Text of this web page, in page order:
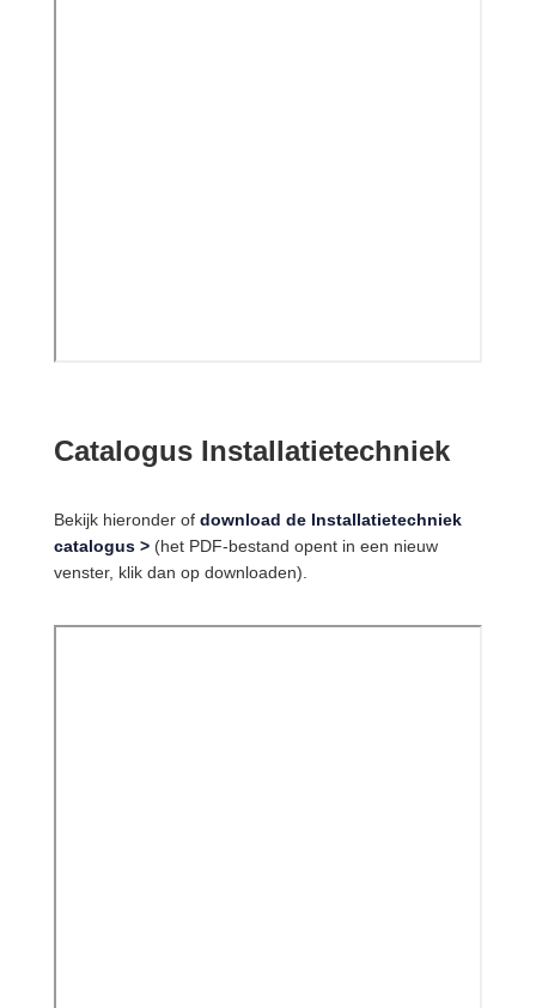
Catalogus Installatietechniek
Bekijk hieronder of download de Installatietechniek
catalogus > (het PDF-bestand opent in een nieuw
venster, klik dan op downloaden).